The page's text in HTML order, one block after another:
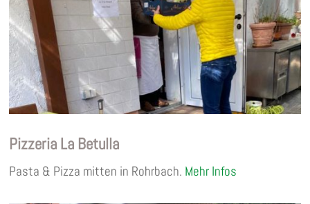
Pizzeria La Betulla
Pasta & Pizza mitten in Rohrbach. Mehr Infos